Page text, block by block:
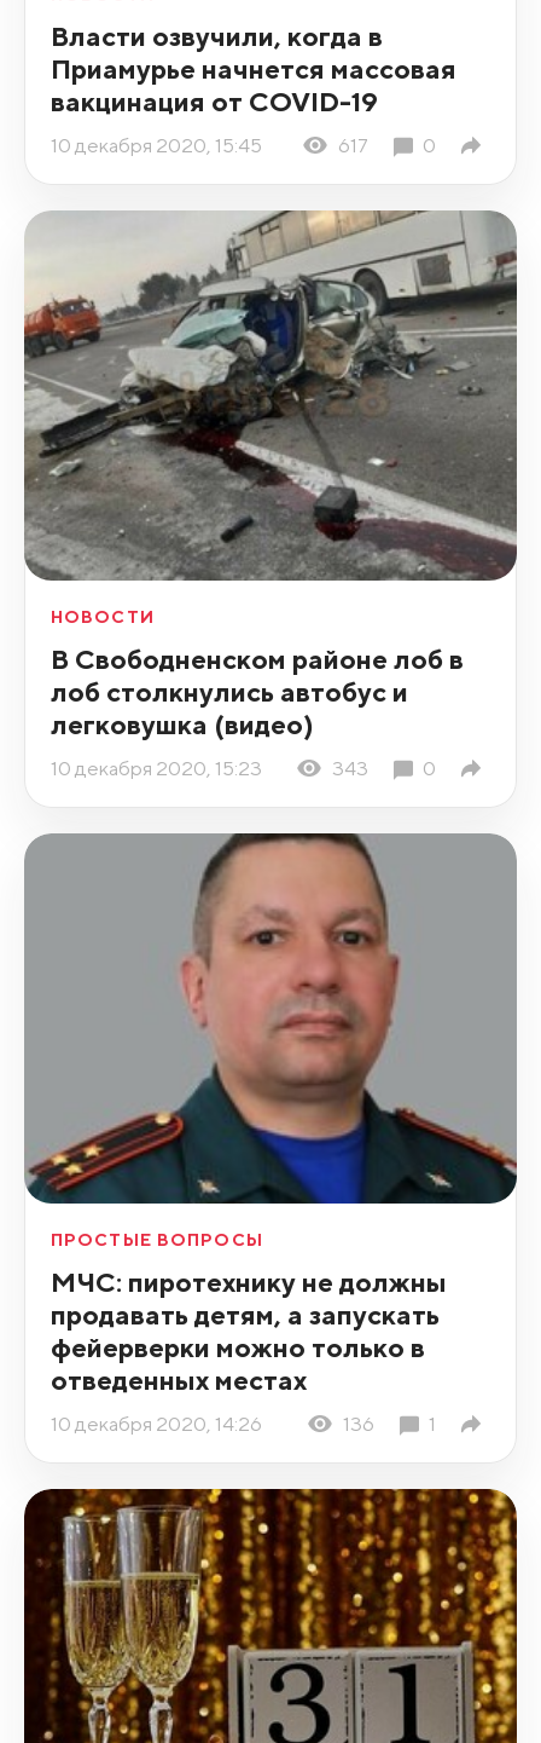
Власти озвучили, когда в
Приамурье начнется массовая
вакцинация от COVID-19
10 декабря 2020, 15:45 617 0
НОВОСТИ
В Свободненском районе лоб в
лоб столкнулись автобус и
легковушка (видео)
10 декабря 2020, 15:23 343 0
ПРОСТЫЕ ВОПРОСЫ
МЧС: пиротехнику не должны
продавать детям, а запускать
фейерверки можно только в
отведенных местах
10 декабря 2020, 14:26 136 1